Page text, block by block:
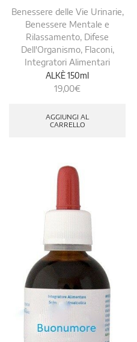
Benessere delle Vie Urinarie,
Benessere Mentale e
Rilassamento, Difese
Dell'Organismo, Flaconi,
Integratori Alimentari
ALKÈ 150ml
19,00€
AGGIUNGI AL
CARRELLO